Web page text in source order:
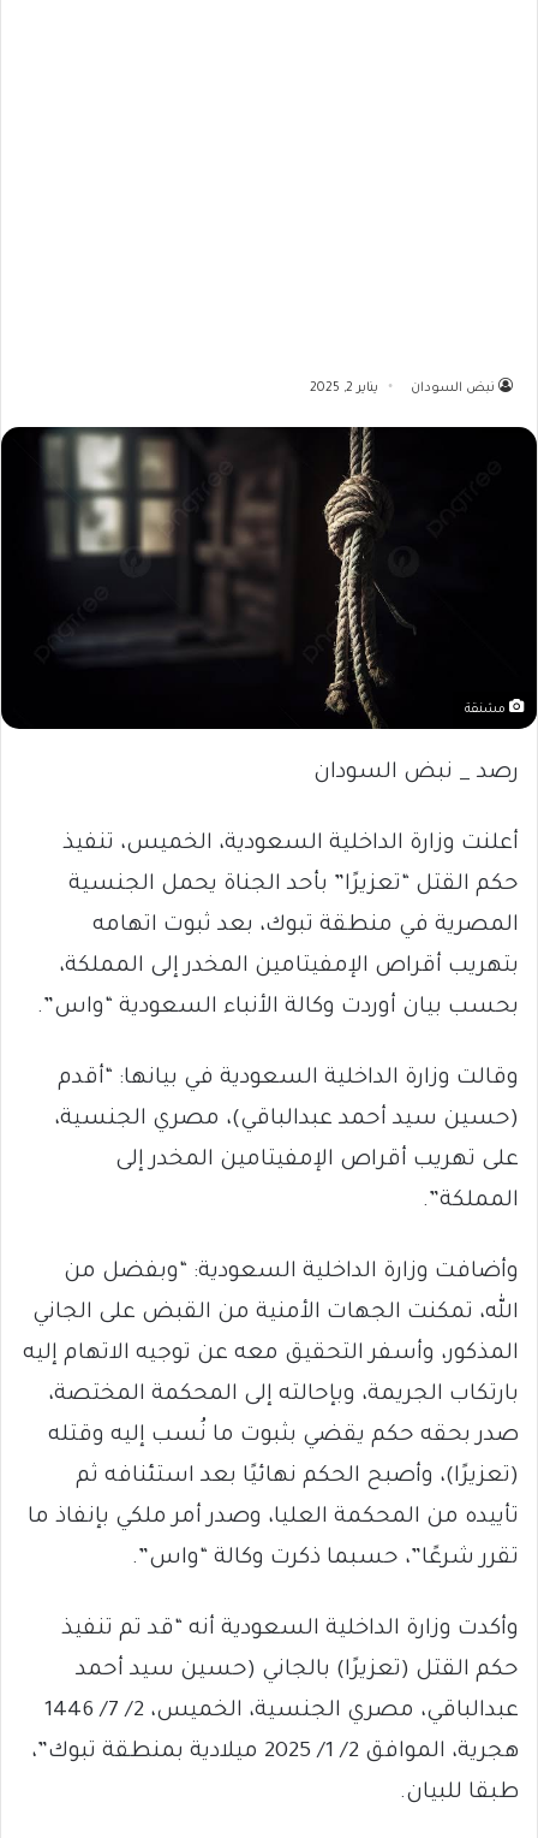
نبض السودان يناير 2, 2025
مشنقة
رصد _ نبض السودان
أعلنت وزارة الداخلية السعودية، الخميس، تنفيذ
حكم القتل “تعزيرًا” بأحد الجناة يحمل الجنسية
المصرية في منطقة تبوك، بعد ثبوت اتهامه
بتهريب أقراص الإمفيتامين المخدر إلى المملكة،
بحسب بيان أوردت وكالة الأنباء السعودية “واس”.
وقالت وزارة الداخلية السعودية في بيانها: “أقدم
(حسين سيد أحمد عبدالباقي)، مصري الجنسية،
على تهريب أقراص الإمفيتامين المخدر إلى
المملكة”.
وأضافت وزارة الداخلية السعودية: “وبفضل من
الله، تمكنت الجهات الأمنية من القبض على الجاني
المذكور، وأسفر التحقيق معه عن توجيه الاتهام إليه
بارتكاب الجريمة، وبإحالته إلى المحكمة المختصة،
صدر بحقه حكم يقضي بثبوت ما نُسب إليه وقتله
(تعزيرًا)، وأصبح الحكم نهائيًا بعد استئنافه ثم
تأييده من المحكمة العليا، وصدر أمر ملكي بإنفاذ ما
تقرر شرعًا”، حسبما ذكرت وكالة “واس”.
وأكدت وزارة الداخلية السعودية أنه “قد تم تنفيذ
حكم القتل (تعزيرًا) بالجاني (حسين سيد أحمد
عبدالباقي، مصري الجنسية، الخميس، 2/ 7/ 1446
هجرية، الموافق 2/ 1/ 2025 ميلادية بمنطقة تبوك”،
طبقا للبيان.